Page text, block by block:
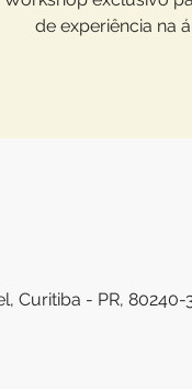
de experiência na
Curitiba - PR, 80240-